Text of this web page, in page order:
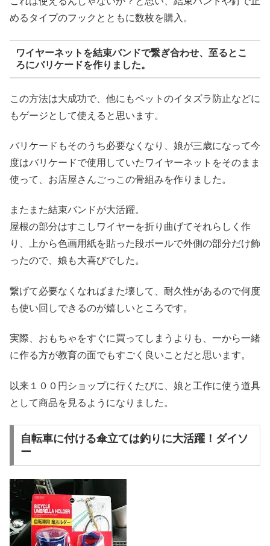
めるタイプのフックとともに数枚を購入。
ワイヤーネットを結束バンドで繋ぎ合わせ、至るとこ
ろにバリケードを作りました。
この方法は大成功で、他にもペットのイタズラ防止などに
もゲージとして使えると思います。
バリケードもそのうち必要なくなり、娘が三歳になって今
度はバリケードで使用していたワイヤーネットをそのまま
使って、お店屋さんごっこの骨組みを作りました。
またまた結束バンドが大活躍。
屋根の部分はすこしワイヤーを折り曲げてそれらしく作
り、上から色画用紙を貼った段ボールで外側の部分だけ飾
ったので、娘も大喜びでした。
繋げて必要なくなればまた壊して、耐久性があるので何度
も使い回しできるのが嬉しいところです。
実際、おもちゃをすぐに買ってしまうよりも、一から一緒
に作る方が教育の面でもすごく良いことだと思います。
以来１００円ショップに行くたびに、娘と工作に使う道具
として商品を見るようになりました。
自転車に付ける傘立ては釣りに大活躍！ダイソ
ー